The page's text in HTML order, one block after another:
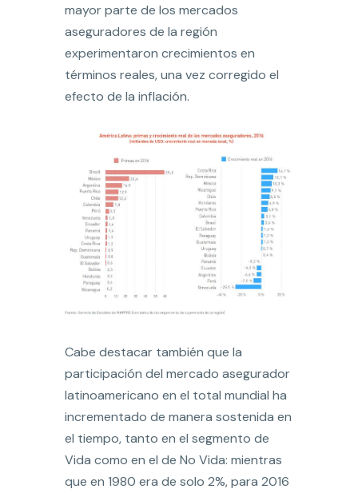
mayor parte de los mercados
aseguradores de la región
experimentaron crecimientos en
términos reales, una vez corregido el
efecto de la inflación.
Cabe destacar también que la
participación del mercado asegurador
latinoamericano en el total mundial ha
incrementado de manera sostenida en
el tiempo, tanto en el segmento de
Vida como en el de No Vida: mientras
que en 1980 era de solo 2%, para 2016